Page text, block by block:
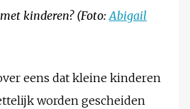
kinderen? (Foto:Abigail
eens dat kleine kinderen
worden gescheiden